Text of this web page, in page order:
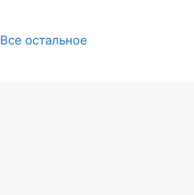
Все остальное